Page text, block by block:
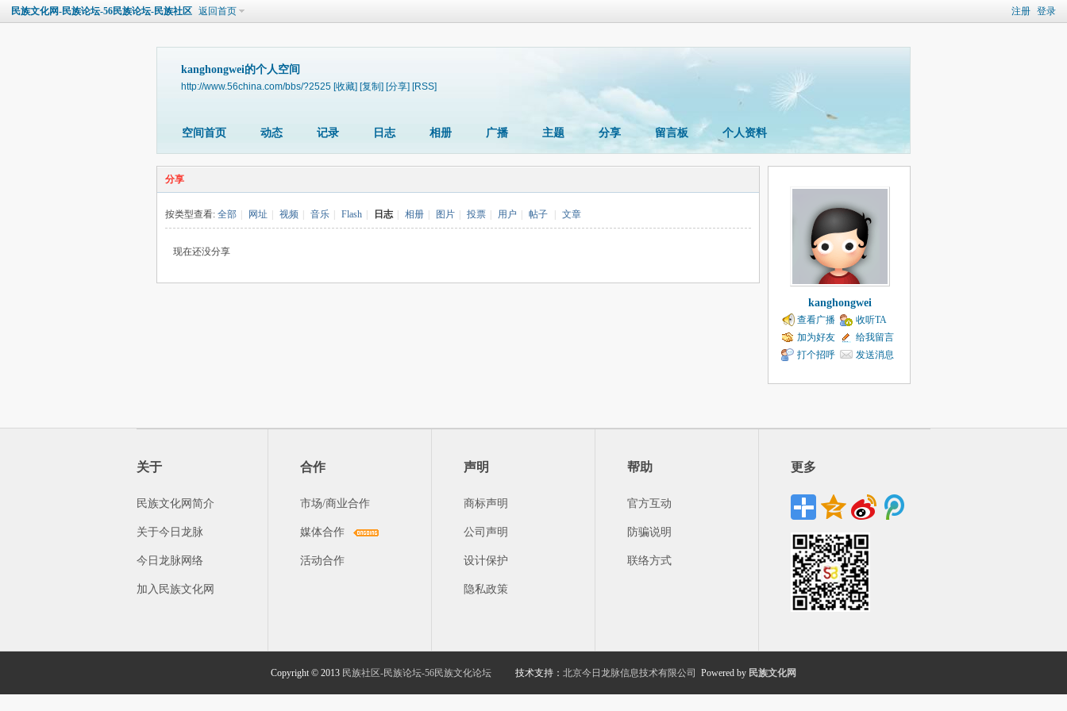
注册 登录
民族文化网-民族论坛-56民族论坛-民族社区 返回首页
kanghongwei的个人空间
http://www.56china.com/bbs/?2525 [收藏] [复制] [分享] [RSS]
空间首页 动态 记录 日志 相册 广播 主题 分享 留言板 个人资料
分享
按类型查看: 全部 网址 视频 音乐 Flash 日志 相册 图片 投票 用户 帖子 文章
现在还没分享
kanghongwei
查看广播
收听TA
加为好友
给我留言
打个招呼
发送消息
关于
民族文化网简介
关于今日龙脉
今日龙脉网络
加入民族文化网
合作
市场/商业合作
媒体合作
活动合作
声明
商标声明
公司声明
设计保护
隐私政策
帮助
官方互动
防骗说明
联络方式
更多
Copyright © 2013 民族社区-民族论坛-56民族文化论坛 技术支持： 北京今日龙脉信息技术有限公司 Powered by 民族文化网